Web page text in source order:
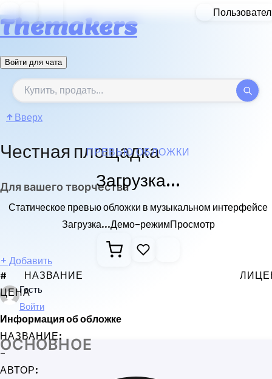
Themakers
Войти для чата
↑ Вверх
Честная площадка
Для вашего творчества
+ Добавить
Гость
Войти
ОСНОВНОЕ
ПРЕВЬЮ ОБЛОЖКИ
Загрузка...
Статическое превью обложки в музыкальном интерфейсе
Загрузка...Демо-режимПросмотр
# НАЗВАНИЕ
ЦЕНА
Информация об обложке
НАЗВАНИЕ:
-
АВТОР: